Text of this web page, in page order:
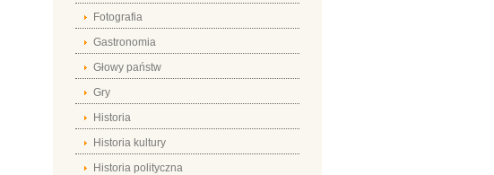
Fotografia
Gastronomia
Głowy państw
Gry
Historia
Historia kultury
Historia polityczna